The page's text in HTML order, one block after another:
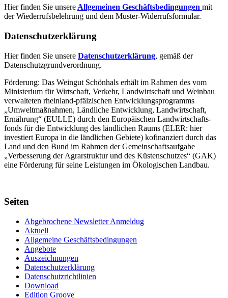
Hier finden Sie unsere Allgemeinen Geschäftsbedingungen mit
der Wiederrufsbelehrung und dem Muster-Widerrufsformular.
Datenschutzerklärung
Hier finden Sie unsere Datenschutzerklärung, gemäß der
Datenschutzgrundverordnung.
Förderung: Das Weingut Schönhals erhält im Rahmen des vom
Minis­terium für Wirtschaft, Verkehr, Land­wirt­schaft und Weinbau
verwal­teten rhein­land-pfälzischen Entwick­lungs­programms
„Umwelt­maßnahmen, Länd­liche Entwick­lung, Landwirt­schaft,
Ernährung“ (EULLE) durch den Euro­päischen Land­wirtschafts­
fonds für die Entwick­lung des länd­lichen Raums (ELER: hier
investiert Europa in die ländlichen Gebiete) kofinanziert durch das
Land und den Bund im Rahmen der Gemein­schafts­aufgabe
„Verbes­serung der Agrar­struktur und des Küsten­schutzes“ (GAK)
eine Förderung für seine Leis­tungen im Ökolo­gischen Landbau.
Seiten
Abgebrochene Newsletter Anmeldug
Aktuell
Allgemeine Geschäftsbedingungen
Angebote
Auszeichnungen
Datenschutzerklärung
Datenschutzrichtlinien
Download
Edition Groove